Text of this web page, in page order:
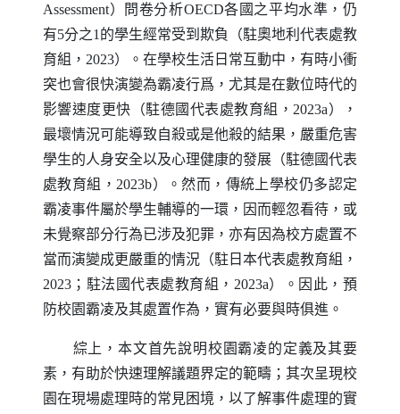
Assessment）問卷分析OECD各國之平均水準，仍
有5分之1的學生經常受到欺負（駐奧地利代表處教
育組，2023）。在學校生活日常互動中，有時小衝
突也會很快演變為霸凌行爲，尤其是在數位時代的
影響速度更快（駐德國代表處教育組，2023a），
最壞情況可能導致自殺或是他殺的結果，嚴重危害
學生的人身安全以及心理健康的發展（駐德國代表
處教育組，2023b）。然而，傳統上學校仍多認定
霸凌事件屬於學生輔導的一環，因而輕忽看待，或
未覺察部分行為已涉及犯罪，亦有因為校方處置不
當而演變成更嚴重的情況（駐日本代表處教育組，
2023；駐法國代表處教育組，2023a）。因此，預
防校園霸凌及其處置作為，實有必要與時俱進。
綜上，本文首先說明校園霸凌的定義及其要
素，有助於快速理解議題界定的範疇；其次呈現校
園在現場處理時的常見困境，以了解事件處理的實